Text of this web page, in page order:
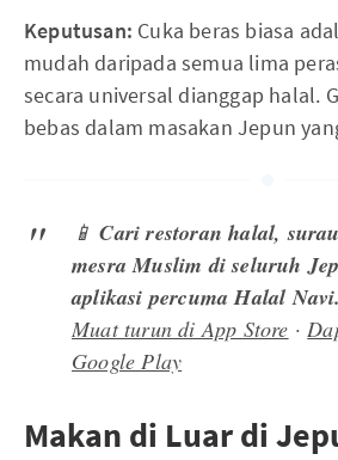
Keputusan: Cuka beras biasa
mudah daripada semua lima
secara universal dianggap halal.
bebas dalam masakan Jepun
📱Cari restoran halal,
mesra Muslim di seluruh
aplikasi percuma Halal Navi.
Muat turun di App Store ·
Google Play
Makan di Luar di